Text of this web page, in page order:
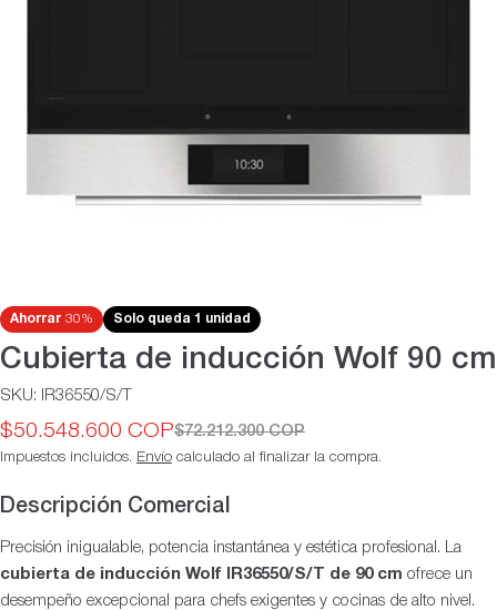
Ahorrar 30% Solo queda 1 unidad
Cubierta de inducción Wolf 90 cm
SKU: IR36550/S/T
Precio
de
$50.548.600 COP
Precio
habitual
$72.212.300 COP
Impuestos incluidos. Envío calculado al finalizar la compra.
Descripción Comercial
Precisión inigualable, potencia instantánea y estética profesional. La
cubierta de inducción Wolf IR36550/S/T de 90 cm ofrece un
desempeño excepcional para chefs exigentes y cocinas de alto nivel.